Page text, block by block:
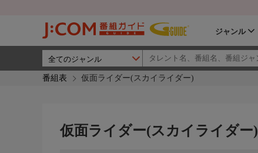
ジャンル
番組表 仮面ライダー(スカイライダー)
仮面ライダー(スカイライダー)